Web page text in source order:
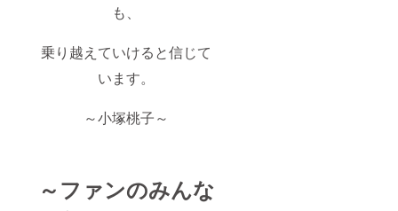
も、
乗り越えていけると信じて
います。
～小塚桃子～
～ファンのみんな